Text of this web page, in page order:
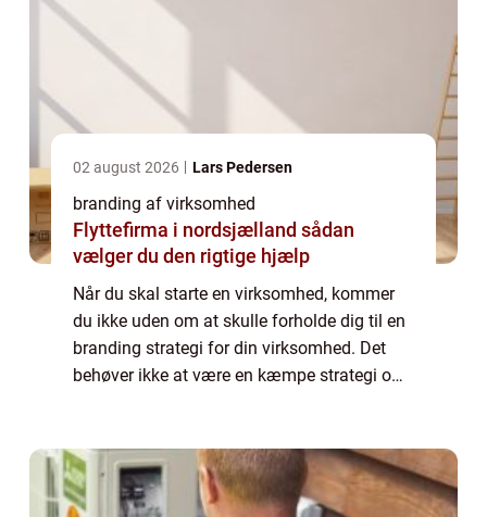
02 august 2026 Lars Pedersen
branding af virksomhed
Flyttefirma i nordsjælland sådan
vælger du den rigtige hjælp
Når du skal starte en virksomhed, kommer
du ikke uden om at skulle forholde dig til en
branding strategi for din virksomhed. Det
behøver ikke at være en kæmpe strategi om